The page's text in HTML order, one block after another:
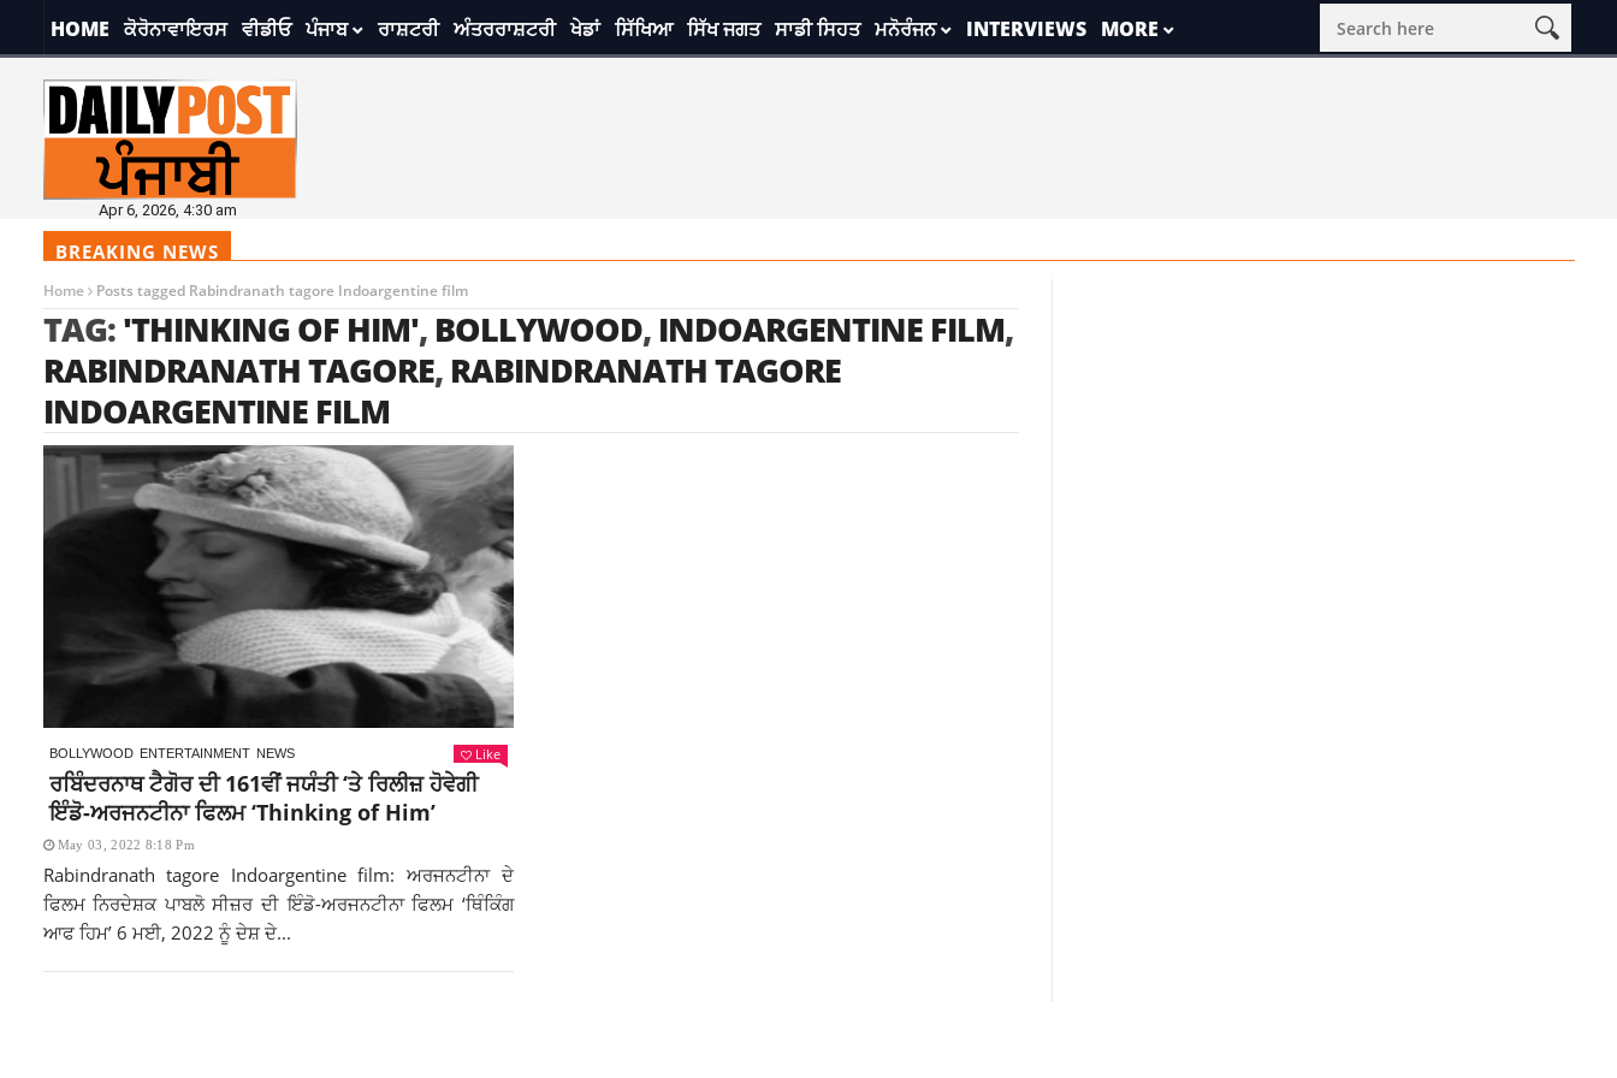
HOME ਕੋਰੋਨਾਵਾਇਰਸ ਵੀਡੀਓ ਪੰਜਾਬ ਰਾਸ਼ਟਰੀ ਅੰਤਰਰਾਸ਼ਟਰੀ ਖੇਡਾਂ ਸਿੱਖਿਆ ਸਿੱਖ ਜਗਤ ਸਾਡੀ ਸਿਹਤ ਮਨੋਰੰਜਨ INTERVIEWS MORE
Apr 6, 2026, 4:30 am
BREAKING NEWS
Home Posts tagged Rabindranath tagore Indoargentine film
TAG:'THINKING OF HIM', BOLLYWOOD, INDOARGENTINE FILM,
RABINDRANATH TAGORE, RABINDRANATH TAGORE
INDOARGENTINE FILM
BOLLYWOOD ENTERTAINMENT NEWS Like
ਰਬਿੰਦਰਨਾਥ ਟੈਗੋਰ ਦੀ 161ਵੀਂ ਜਯੰਤੀ ‘ਤੇ ਰਿਲੀਜ਼ ਹੋਵੇਗੀ
ਇੰਡੋ-ਅਰਜਨਟੀਨਾ ਫਿਲਮ ‘Thinking of Him’
May 03, 2022 8:18 Pm
Rabindranath tagore Indoargentine film: ਅਰਜਨਟੀਨਾ ਦੇ
ਫਿਲਮ ਨਿਰਦੇਸ਼ਕ ਪਾਬਲੋ ਸੀਜ਼ਰ ਦੀ ਇੰਡੋ-ਅਰਜਨਟੀਨਾ ਫਿਲਮ ‘ਥਿੰਕਿੰਗ
ਆਫ ਹਿਮ’ 6 ਮਈ, 2022 ਨੂੰ ਦੇਸ਼ ਦੇ...